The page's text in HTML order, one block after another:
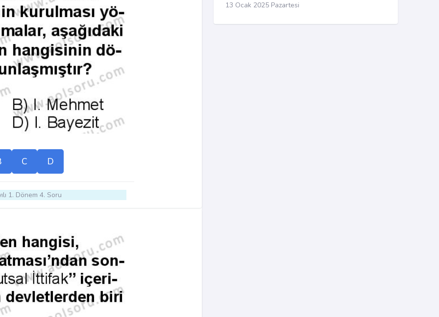
C D
1. Dönem 4. Soru
13 Ocak 2025 Pazartesi